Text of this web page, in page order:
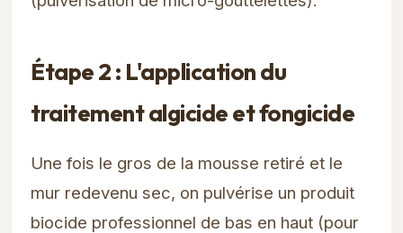
Étape 2 : L'application du
traitement algicide et fongicide
Une fois le gros de la mousse retiré et le
mur redevenu sec, on pulvérise un produit
biocide professionnel de bas en haut (pour